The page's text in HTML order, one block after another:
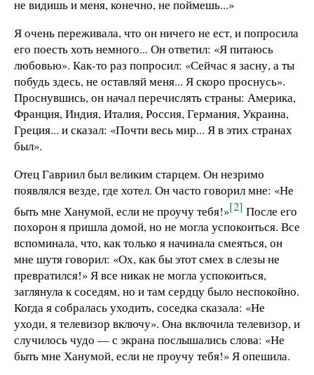
не видишь и меня, конечно, не поймешь...»
Я очень переживала, что он ничего не ест, и попросила
его поесть хоть немного... Он ответил: «Я питаюсь
любовью». Как-то раз попросил: «Сейчас я засну, а ты
побудь здесь, не оставляй меня... Я скоро проснусь».
Проснувшись, он начал перечислять страны: Америка,
Франция, Индия, Италия, Россия, Германия, Украина,
Греция... и сказал: «Почти весь мир... Я в этих странах
был».
Отец Гавриил был великим старцем. Он незримо
появлялся везде, где хотел. Он часто говорил мне: «Не
быть мне Ханумой, если не проучу тебя!»[2] После его
похорон я пришла домой, но не могла успокоиться. Все
вспоминала, что, как только я начинала смеяться, он
мне шутя говорил: «Ох, как бы этот смех в слезы не
превратился!» Я все никак не могла успокоиться,
заглянула к соседям, но и там сердцу было неспокойно.
Когда я собралась уходить, соседка сказала: «Не
уходи, я телевизор включу». Она включила телевизор, и
случилось чудо — с экрана послышались слова: «Не
быть мне Ханумой, если не проучу тебя!» Я опешила.